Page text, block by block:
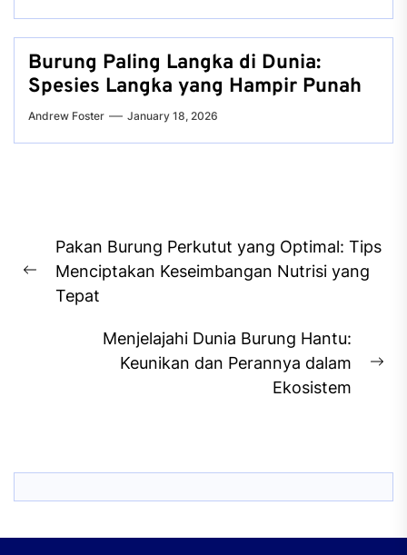
Burung Paling Langka di Dunia:
Spesies Langka yang Hampir Punah
Andrew Foster January 18, 2026
navigation
Previous
post:
Pakan Burung Perkutut yang Optimal: Tips
Menciptakan Keseimbangan Nutrisi yang
Tepat
Menjelajahi Dunia Burung Hantu:
Keunikan dan Perannya dalam
Ekosistem